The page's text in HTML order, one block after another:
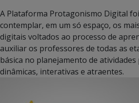
A Plataforma Protagonismo Digital
contemplar, em um só espaço, os
digitais voltados ao processo de
auxiliar os professores de todas as
básica no planejamento de atividades
dinâmicas, interativas e atraentes.